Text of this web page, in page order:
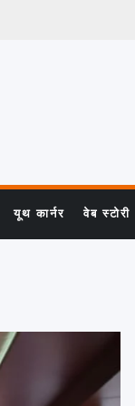
यूथ कार्नर वेब स्टोरी